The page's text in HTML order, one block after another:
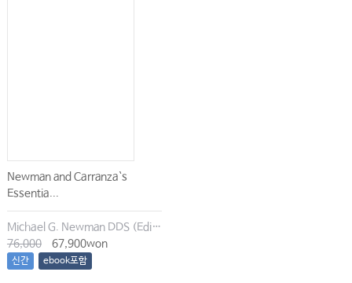
Newman and Carranza`s
Essentia...
Michael G. Newman DDS (Editor), Irina Dragan (Editor), Satheesh Elangovan BDS DSc DMSc (Editor), Archana K. Karan (Editor)
76,000
67,900won
신간 ebook포함